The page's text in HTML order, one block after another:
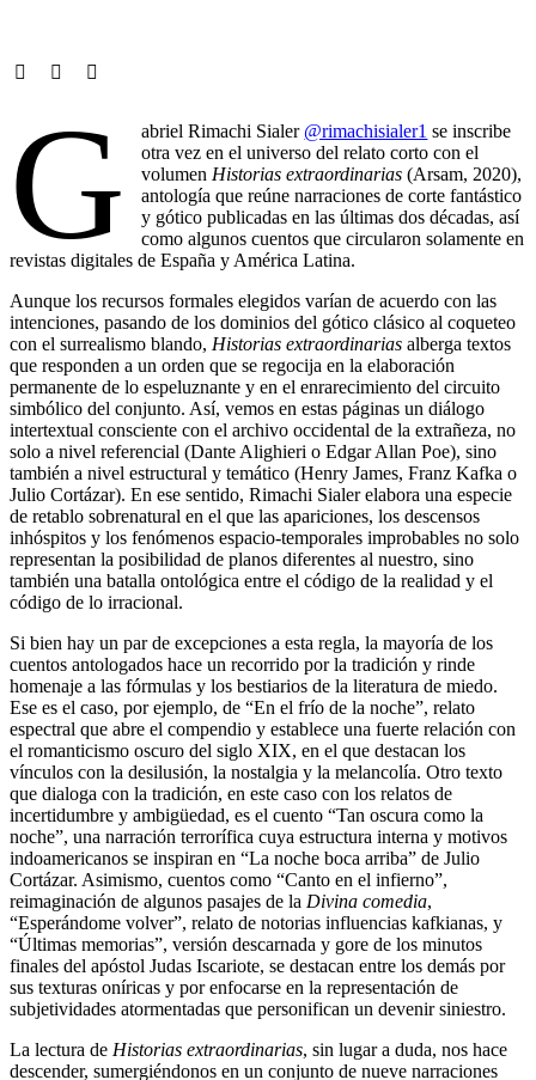
G abriel Rimachi Sialer @rimachisialer1 se inscribe
otra vez en el universo del relato corto con el
volumen Historias extraordinarias (Arsam, 2020),
antología que reúne narraciones de corte fantástico
y gótico publicadas en las últimas dos décadas, así
como algunos cuentos que circularon solamente en
revistas digitales de España y América Latina.
Aunque los recursos formales elegidos varían de acuerdo con las
intenciones, pasando de los dominios del gótico clásico al coqueteo
con el surrealismo blando, Historias extraordinarias alberga textos
que responden a un orden que se regocija en la elaboración
permanente de lo espeluznante y en el enrarecimiento del circuito
simbólico del conjunto. Así, vemos en estas páginas un diálogo
intertextual consciente con el archivo occidental de la extrañeza, no
solo a nivel referencial (Dante Alighieri o Edgar Allan Poe), sino
también a nivel estructural y temático (Henry James, Franz Kafka o
Julio Cortázar). En ese sentido, Rimachi Sialer elabora una especie
de retablo sobrenatural en el que las apariciones, los descensos
inhóspitos y los fenómenos espacio-temporales improbables no solo
representan la posibilidad de planos diferentes al nuestro, sino
también una batalla ontológica entre el código de la realidad y el
código de lo irracional.
Si bien hay un par de excepciones a esta regla, la mayoría de los
cuentos antologados hace un recorrido por la tradición y rinde
homenaje a las fórmulas y los bestiarios de la literatura de miedo.
Ese es el caso, por ejemplo, de “En el frío de la noche”, relato
espectral que abre el compendio y establece una fuerte relación con
el romanticismo oscuro del siglo XIX, en el que destacan los
vínculos con la desilusión, la nostalgia y la melancolía. Otro texto
que dialoga con la tradición, en este caso con los relatos de
incertidumbre y ambigüedad, es el cuento “Tan oscura como la
noche”, una narración terrorífica cuya estructura interna y motivos
indoamericanos se inspiran en “La noche boca arriba” de Julio
Cortázar. Asimismo, cuentos como “Canto en el infierno”,
reimaginación de algunos pasajes de la Divina comedia,
“Esperándome volver”, relato de notorias influencias kafkianas, y
“Últimas memorias”, versión descarnada y gore de los minutos
finales del apóstol Judas Iscariote, se destacan entre los demás por
sus texturas oníricas y por enfocarse en la representación de
subjetividades atormentadas que personifican un devenir siniestro.
La lectura de Historias extraordinarias, sin lugar a duda, nos hace
descender, sumergiéndonos en un conjunto de nueve narraciones